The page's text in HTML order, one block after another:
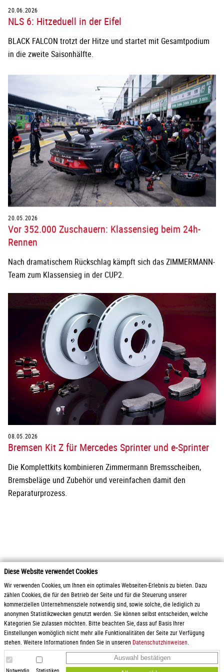
Diese Website verwendet Cookies
Wir verwenden Cookies, um Ihnen ein optimales Webseiten-Erlebnis zu bieten. Dazu
zählen Cookies, die für den Betrieb der Seite und für die Steuerung unserer
kommerziellen Unternehmensziele notwendig sind, sowie solche, die lediglich zu
anonymen Statistikzwecken genutzt werden. Sie können selbst entscheiden, welche
Kategorien Sie zulassen möchten. Bitte beachten Sie, dass auf Basis Ihrer
Einstellungen womöglich nicht mehr alle Funktionalitäten der Seite zur Verfügung
stehen. Weitere Informationen finden Sie in unseren Datenschutzhinweisen
Notwendig Statistiken
Auswahl bestätigen
20.06.2026
NLS 6: Hitzeduell in der Eifel
BLACK FALCON trotzt der Hitze und startet mit Gesamtpodium
in die zweite Saisonhälfte.
20.05.2026
Vor 352.000 Zuschauern: Klassensieg beim 24h-
Rennen
Nach dramatischem Rückschlag kämpft sich das ZIMMERMANN-
Team zum Klassensieg in der CUP2.
08.05.2026
Bremsen Kit Z für Mercedes Sprinter und e-Sprinter
Die Komplettkits kombinieren Zimmermann Bremsscheiben,
Bremsbeläge und Zubehör und vereinfachen damit den
Reparaturprozess.
2026 Otto Zimmermann Maschinen- und Apparatebau GmbH
Produkte
Service
Downloads
Karriere
Anfrage
AGB / Liefer- und
Zahlungsbedingungen
Gewinnspielrichtlinien
Datenschutz
Impressum
Hinweisgeberschutz